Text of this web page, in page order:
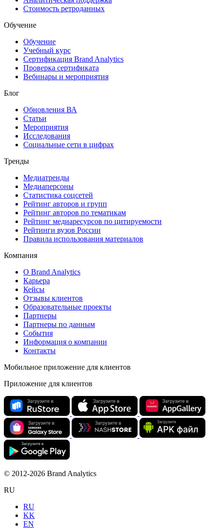
Стоимость ретроданных
Обучение
Обучение
Учебный курс
Сертификация Brand Analytics
Проверка сертификата
Вебинары и мероприятия
Блог
Обновления ВА
Статьи
Мероприятия
Исследования
Социальные сети в цифрах
Тренды
Медиатренды
Медиаперсоны
Статистика соцсетей
Рейтинг авторов и групп
Рейтинг авторов по тематикам
Рейтинг медиаресурсов по цитируемости
Рейтинги вузов России
Правила использования материалов
Компания
О Brand Analytics
Карьера
Кейсы
Отзывы клиентов
Образовательные проекты
Партнеры
Партнеры по данным
События
Информация о компании
Контакты
Мобильное приложение для клиентов
Приложение для клиентов
© 2012-2026 Brand Analytics
RU
RU
KK
EN